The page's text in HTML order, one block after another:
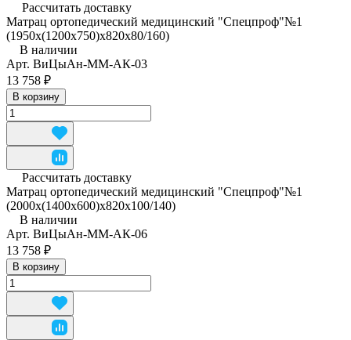
Рассчитать доставку
Матрац ортопедический медицинский "Спецпроф"№1
(1950х(1200х750)х820х80/160)
В наличии
Арт. ВиЦыАн-ММ-АК-03
13 758 ₽
В корзину
Рассчитать доставку
Матрац ортопедический медицинский "Спецпроф"№1
(2000х(1400х600)х820х100/140)
В наличии
Арт. ВиЦыАн-ММ-АК-06
13 758 ₽
В корзину